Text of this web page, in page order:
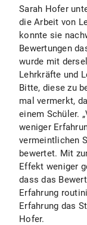
Sarah Hofer
die Arbeit von
konnte sie
Bewertungen
wurde mit
Lehrkräfte und
Bitte, diese zu
mal vermerkt,
einem Schüler.
weniger
vermeintlichen
bewertet. Mit
Effekt weniger
dass das
Erfahrung
Erfahrung das
Hofer.